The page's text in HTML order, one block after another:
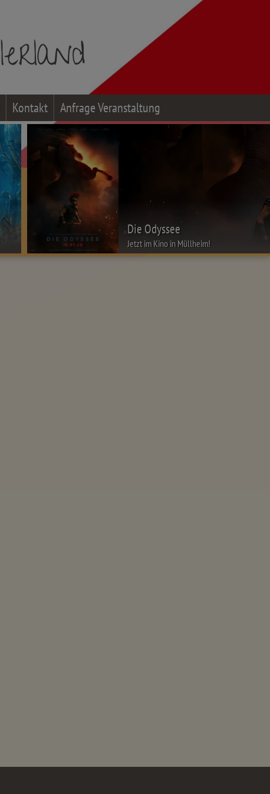
Kontakt Anfrage Veranstaltung
Die Odyssee
Jetzt im Kino in Müllheim!